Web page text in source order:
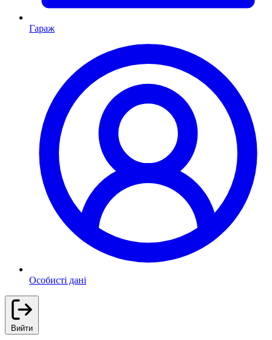
Гараж
Особисті дані
Вийти